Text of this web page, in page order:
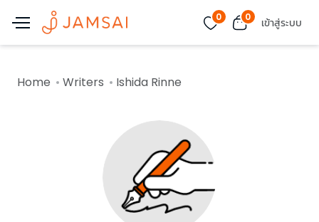
0 0 เข้าสู่ระบบ
Home Writers Ishida Rinne